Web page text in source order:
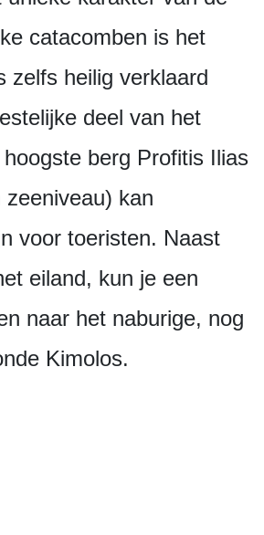
catacomben is het
zelfs heilig verklaard
deel van het
berg Profitis Ilias
kan
voor toeristen. Naast
eiland, kun je een
naar het naburige, nog
Kimolos.